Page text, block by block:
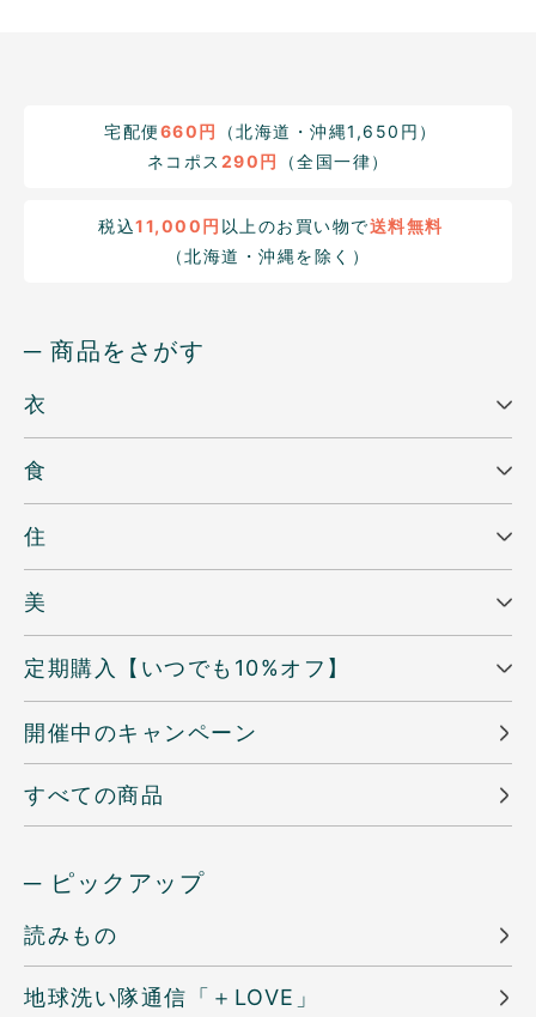
宅配便660円
（北海道・沖縄1,650円）
ネコポス 290円 （全国一律）
税込11,000円 以上のお買い物で送料無料
（北海道・沖縄を除く）
─ 商品をさがす
衣
食
住
美
定期購入【いつでも10%オフ】
開催中のキャンペーン
すべての商品
─ ピックアップ
読みもの
地球洗い隊通信「＋LOVE」